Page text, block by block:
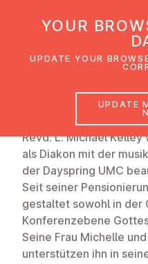
L. Michael Kelley
Revd. L. Michael
als Diakon mit der
der Dayspring UMC
Seit seiner
gestaltet sowohl in der
Konferenzebene
Seine Frau Michelle
unterstützen ihn in
YOUR
UPDATE YOUR
UPDATE